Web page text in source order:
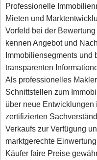
Professionelle
Mieten und
Vorfeld bei der
kennen Angebot und
Immobiliensegments und
transparenten
Als professionelles
Schnittstellen zum
über neue Entwicklungen
zertifizierten
Verkaufs zur Verfügung
marktgerechte
Käufer faire Preise